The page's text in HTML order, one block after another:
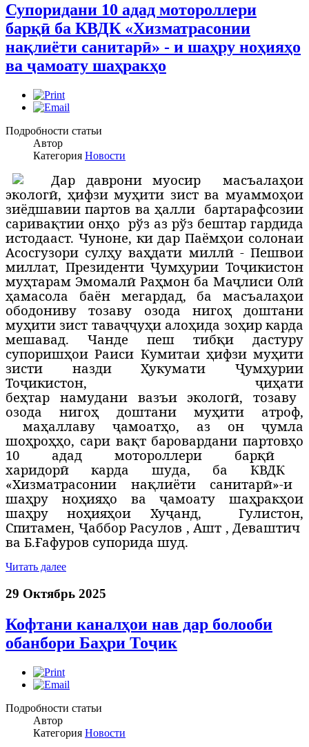
Супоридани 10 адад мотороллери
барқӣ ба КВДК «Хизматрасонии
нақлиёти санитарӣ» - и шаҳру ноҳияҳо
ва ҷамоату шаҳракҳо
Подробности статьи
Автор
Категория Новости
Дар даврони муосир
масъалаҳои
экологӣ, ҳифзи муҳити зист ва муаммоҳои
зиёдшавии партов ваҳалли бартарафсозии
саривақтии онҳо рўз аз рўз бештар гардида
истодааст. Чуноне, ки дар Паёмҳои солонаи
Асосгузори сулҳу ваҳдати миллӣ - Пешвои
миллат, Президенти Ҷумҳурии Тоҷикистон
муҳтарам Эмомалӣ Раҳмон ба Маҷлиси Олӣ
ҳамасола баён мегардад, ба масъалаҳои
ободониву тозаву озода нигоҳдоштани
муҳити зист таваҷҷуҳи алоҳида зоҳир карда
мешавад. Чанде пеш тибқи дастуру
супоришҳои Раиси Кумитаи ҳифзи муҳити
зисти назди Ҳукумати Ҷумҳурии
Тоҷикистон, ҷиҳати
беҳтар намудани вазъиэкологӣ, тозаву
озода нигоҳ доштани муҳитиатроф,
маҳаллаву ҷамоатҳо, аз он ҷумла
шоҳроҳҳо, саривақт баровардани партовҳо
10 адад мотороллери барқӣ
харидорӣкарда шуда, ба КВДК
«Хизматрасонии нақлиёти санитарӣ»-и
шаҳру ноҳияҳо ва ҷамоату шаҳракҳои
шаҳру ноҳияҳои Хуҷанд, Гулистон,
Спитамен, Ҷаббор Расулов , Ашт , Деваштич
ва Б.Ғафуров супорида шуд.
Читать далее
29 Октябрь 2025
Кофтани каналҳои нав дар болооби
обанбори Баҳри Тоҷик
Подробности статьи
Автор
Категория Новости